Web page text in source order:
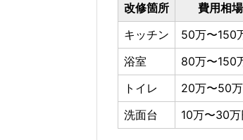
改修箇所 費用相場
キッチン
50万〜150
浴室
80万〜150
トイレ
20万〜50
洗面台
10万〜30万